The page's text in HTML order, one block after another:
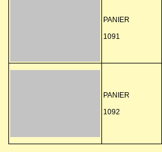
PANIER
1091
PANIER
1092